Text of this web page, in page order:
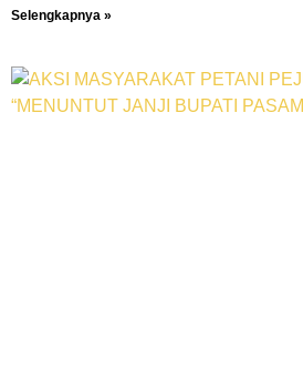
Selengkapnya »